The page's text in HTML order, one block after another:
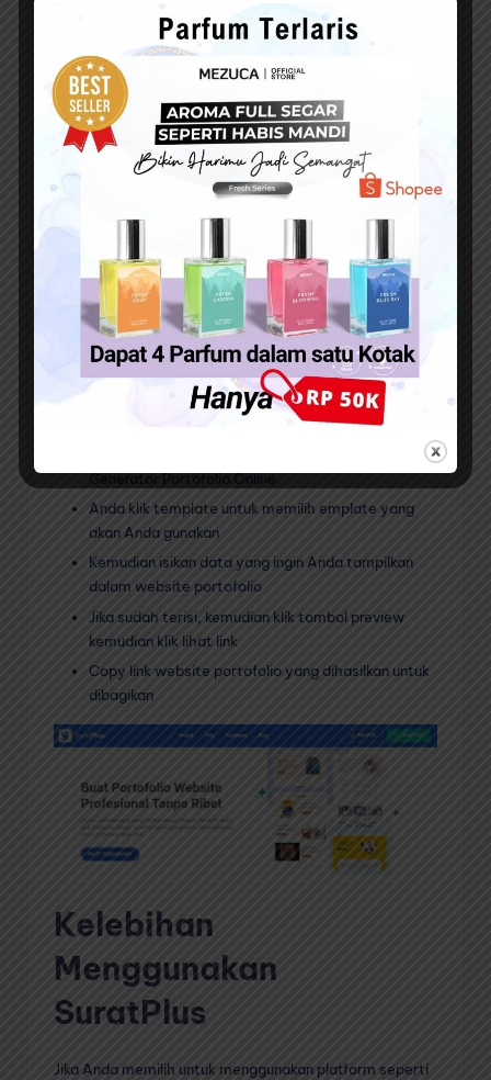
Ada salah satu web yang bisa banget bantu Anda
membuat sebuah web portofolio dengan sangat mudah
dan cepat, yakni SuratPlus.
SuratPlus adalah sebuah platform online yang bisa
bantu Anda membuat website portofolio dengan mudah
dan cepat. Hal ini didukung dengan banyaknya template
yang sangat variatif dan menarik yang bisa langsung
Anda gunakan dengan mudah tanpa perlu melakukan
coding dalam pembuatannya.
Berikut cara membuat web portofolio dengan SuratPlus
Kunjungi web SuratPlus.com
Cari dan klik tombol buat web portofolio
Pilih daftar atau login dengan akun Google Anda
Generator Portofolio Online
Anda klik template untuk memilih emplate yang
akan Anda gunakan
Kemudian isikan data yang ingin Anda tampilkan
dalam website portofolio
Jika sudah terisi, kemudian klik tombol preview
kemudian klik lihat link
Copy link website portofolio yang dihasilkan untuk
dibagikan
Kelebihan
Menggunakan
SuratPlus
Jika Anda memilih untuk menggunakan platform seperti